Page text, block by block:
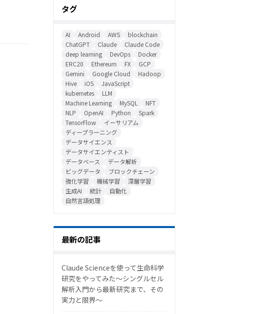
タグ
AI Android AWS
blockchain
ChatGPT
Claude
Claude Code
deep learning
DevOps
Docker
ERC20
Ethereum FX
GCP
Gemini
Google Cloud
Hadoop
Hive
iOS
JavaScript
kubernetes
LLM
Machine Learning
MySQL
NFT
NLP
OpenAI Python
Spark
TensorFlow
イーサリアム
ディープラーニング
データサイエンス
データサイエンティスト
データベース
データ解析
ビッグデータ
ブロックチェーン
強化学習
機械学習
深層学習
生成AI
統計
自動化
自然言語処理
最新の記事
Claude Scienceを使って生命科学
研究をやってみた〜シングルセル
解析入門から最新研究まで、その
実力と限界〜